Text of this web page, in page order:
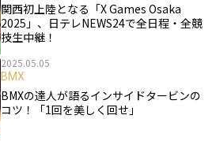
関西初上陸となる「X Games Osaka
2025」、日テレNEWS24で全日程・全競
技生中継！
2025.05.05
BMX
BMXの達人が語るインサイドタービンの
コツ！「1回を美しく回せ」